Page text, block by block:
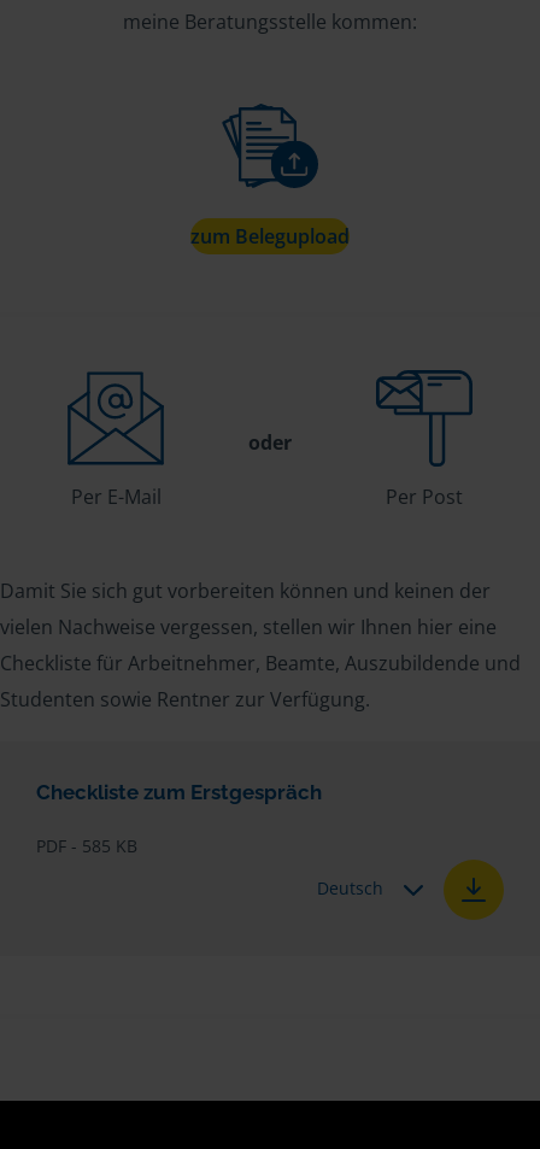
meine Beratungsstelle kommen:
zum Belegupload
Per E-Mail
oder
Per Post
Damit Sie sich gut vorbereiten können und keinen der
vielen Nachweise vergessen, stellen wir Ihnen hier eine
Checkliste für Arbeitnehmer, Beamte, Auszubildende und
Studenten sowie Rentner zur Verfügung.
Checkliste zum Erstgespräch
PDF - 585 KB
Deutsch